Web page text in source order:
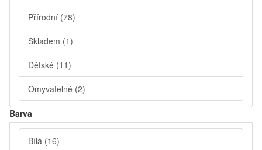
Přírodní (78)
Skladem (1)
Dětské (11)
Omyvatelné (2)
Barva
Bílá (16)